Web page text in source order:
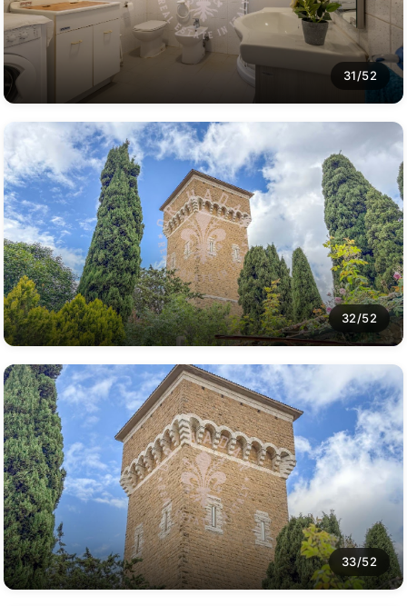
31/52
32/52
33/52